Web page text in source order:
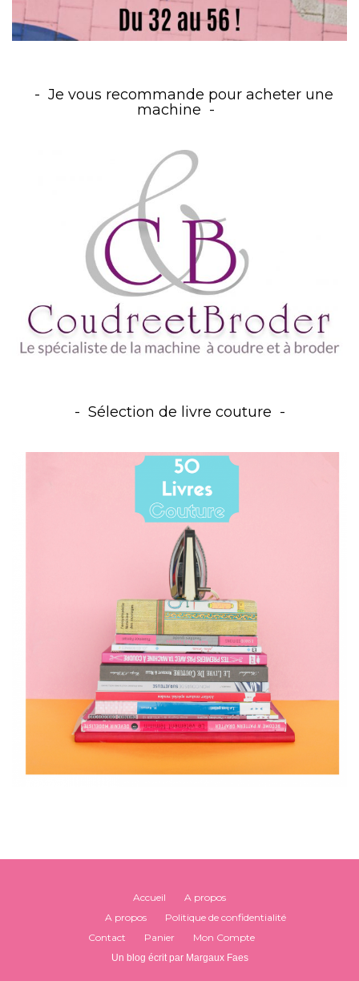
Je vous recommande pour acheter une
machine
Sélection de livre couture
Accueil
A propos
A propos
Politique de confidentialité
Contact
Panier Mon Compte
Un blog écrit par Margaux Faes